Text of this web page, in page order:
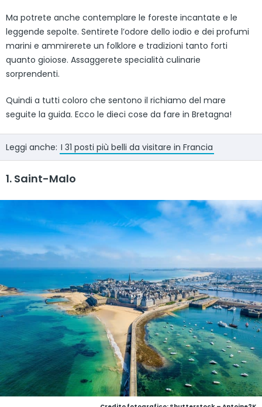
Ma potrete anche contemplare le foreste incantate e le
leggende sepolte. Sentirete l’odore dello iodio e dei profumi
marini e ammirerete un folklore e tradizioni tanto forti
quanto gioiose. Assaggerete specialità culinarie
sorprendenti.
Quindi a tutti coloro che sentono il richiamo del mare
seguite la guida. Ecco le dieci cose da fare in Bretagna!
Leggi anche: I 31 posti più belli da visitare in Francia
1. Saint-Malo